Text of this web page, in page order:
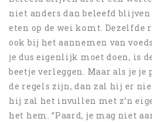
niet anders dan beleefd
eten op de wei komt. Dezelfde
ook bij het aannemen van
je dus eigenlijk moet doen, is
beetje verleggen. Maar als je
de regels zijn, dan zal hij er
hij zal het invullen met z’n
het hem. “Paard, je mag niet